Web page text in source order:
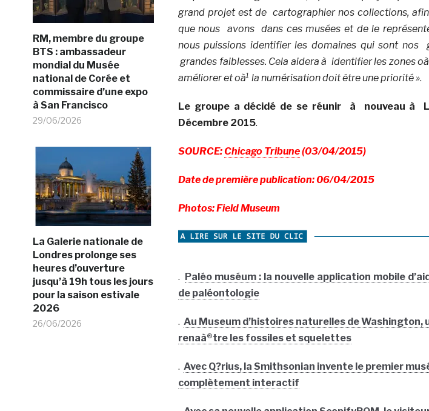
RM, membre du groupe
BTS : ambassadeur
mondial du Musée
national de Corée et
commissaire d’une expo
à San Francisco
29/06/2026
La Galerie nationale de
Londres prolonge ses
heures d’ouverture
jusqu’à 19h tous les jours
pour la saison estivale
2026
26/06/2026
grand projet est de cartographier nos collections,
que nous avons dans ces musées et de le
nous puissions identifier les domaines qui sont nos
grandes faiblesses. Cela aidera à identifier les zones
améliorer et oà¹ la numérisation doit être une priorité ».
Le groupe a décidé de se réunir à nouveau à
Décembre 2015.
SOURCE: Chicago Tribune(03/04/2015)
Date de première publication: 06/04/2015
Photos: Field Museum
. Paléo muséum : la nouvelle application mobile
de paléontologie
. Au Museum d’histoires naturelles de Washington,
renaà®tre les fossiles et squelettes
. Avec Q?rius, la Smithsonian invente le premier
complètement interactif